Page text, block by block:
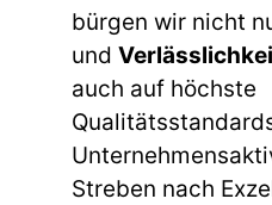
bürgen wir nicht
und
auch auf höchste
Streben nach